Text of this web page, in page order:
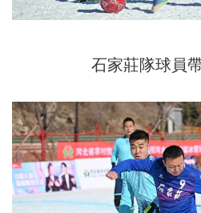
石家莊隊球員